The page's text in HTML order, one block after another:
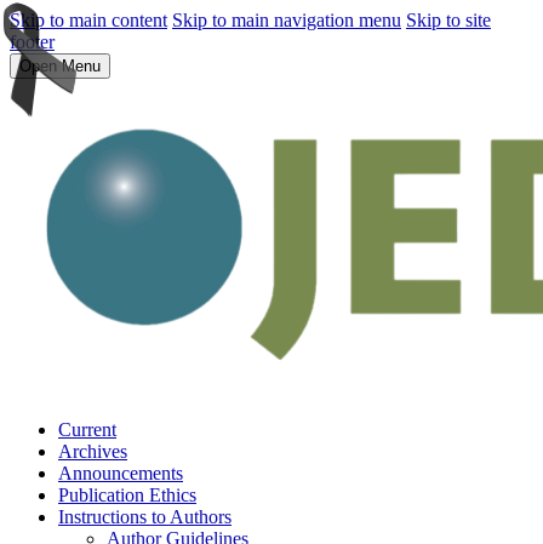
Skip to main content Skip to main navigation menu Skip to site
footer
Open Menu
Current
Archives
Announcements
Publication Ethics
Instructions to Authors
Author Guidelines